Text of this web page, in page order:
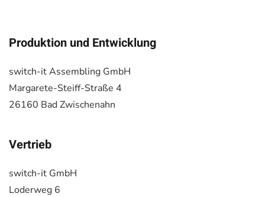
Produktion und Entwicklung
switch-it Assembling GmbH
Margarete-Steiff-Straße 4
26160 Bad Zwischenahn
Vertrieb
switch-it GmbH
Loderweg 6